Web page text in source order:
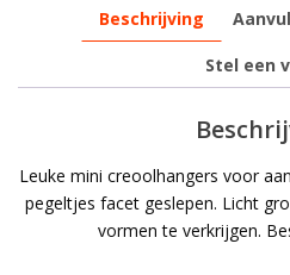
Beschrijving
Stel een
Leuke mini creoolhangers voor
pegeltjes facet geslepen. Licht
vormen te verkrijgen.